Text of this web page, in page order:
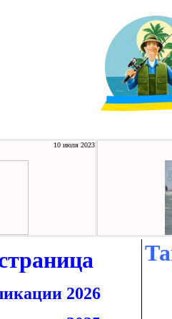
10 июля 2023
2026